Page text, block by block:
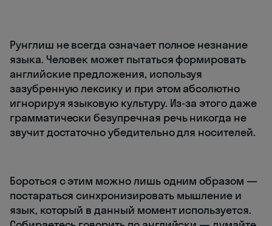
Рунглиш не всегда означает полное незнание
языка. Человек может пытаться формировать
английские предложения, используя
зазубренную лексику и при этом абсолютно
игнорируя языковую культуру. Из-за этого даже
грамматически безупречная речь никогда не
звучит достаточно убедительно для носителей.
Бороться с этим можно лишь одним образом —
постараться синхронизировать мышление и
язык, который в данный момент используется.